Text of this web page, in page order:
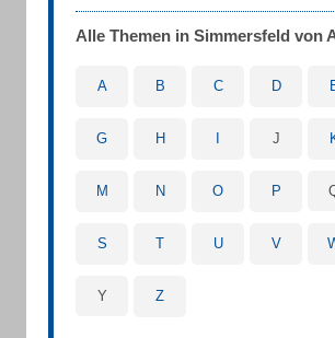
Alle Themen in Simmersfeld von
A B C D
G H J
M N O P
S T U V
Y Z